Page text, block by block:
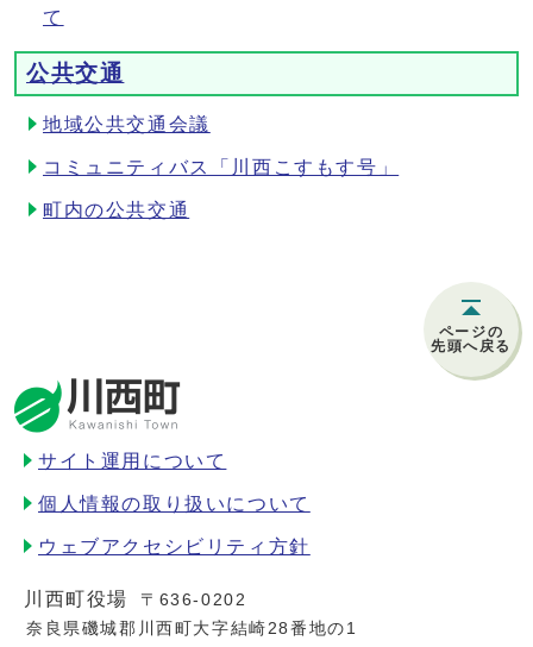
て
公共交通
地域公共交通会議
コミュニティバス「川西こすもす号」
町内の公共交通
ページの
先頭へ戻る
サイト運用について
個人情報の取り扱いについて
ウェブアクセシビリティ方針
川西町役場
〒636-0202
奈良県磯城郡川西町大字結崎28番地の1